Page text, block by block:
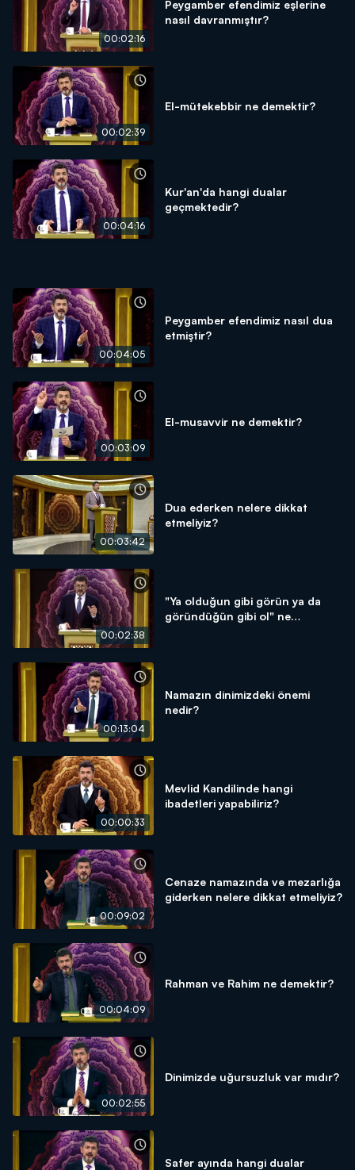
00:02:16
Peygamber efendimiz eşlerine
nasıl davranmıştır?
00:02:39
El-mütekebbir ne demektir?
00:04:16
Kur'an'da hangi dualar
geçmektedir?
00:04:05
Peygamber efendimiz nasıl dua
etmiştir?
00:03:09
El-musavvir ne demektir?
00:03:42
Dua ederken nelere dikkat
etmeliyiz?
00:02:38
"Ya olduğun gibi görün ya da
göründüğün gibi ol" ne
00:13:04
Namazın dinimizdeki önemi
nedir?
00:00:33
Mevlid Kandilinde hangi
ibadetleri yapabiliriz?
00:09:02
Cenaze namazında ve mezarlığa
giderken nelere dikkat etmeliyiz?
00:04:09
Rahman ve Rahim ne demektir?
00:02:55
Dinimizde uğursuzluk var mıdır?
Safer ayında hangi dualar